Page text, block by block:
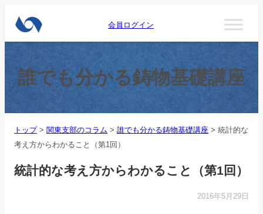
会員ログイン
誰でも分かる鋳物基礎講座
トップ> 関東支部のコラム > 誰でも分かる鋳物基礎講座 > 統計的な
考え方からわかること（第1回）
統計的な考え方からわかること（第1回）
2016年5月29日